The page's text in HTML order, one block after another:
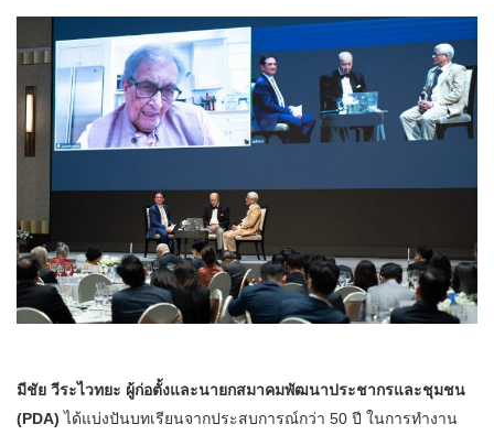
มีชัย วีระไวทยะ ผู้ก่อตั้งและนายกสมาคมพัฒนาประชากรและชุมชน
(PDA) ได้แบ่งปันบทเรียนจากประสบการณ์กว่า 50 ปี ในการทำงาน